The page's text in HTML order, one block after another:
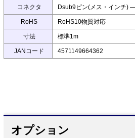
コネクタ Dsub9ピン(メス・インチ)
RoHS RoHS10物質対応
寸法 標準1m
JANコード 4571149664362
オプション